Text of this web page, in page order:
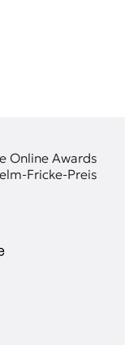
Online Awards
Fricke-Preis